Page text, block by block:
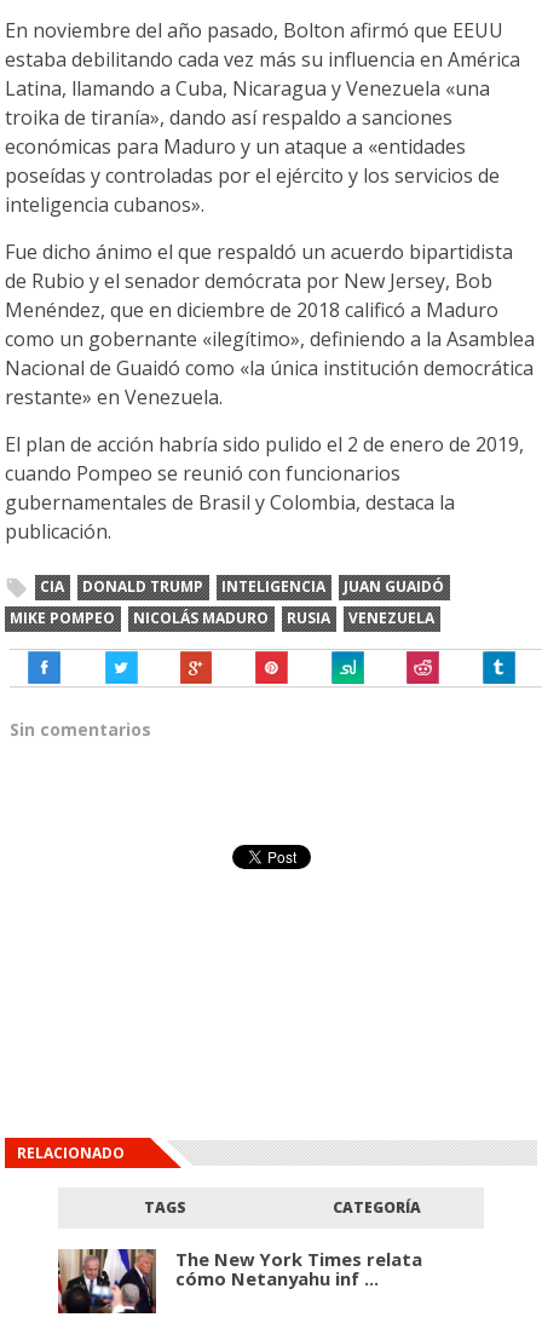
En noviembre del año pasado, Bolton afirmó que EEUU
estaba debilitando cada vez más su influencia en América
Latina, llamando a Cuba, Nicaragua y Venezuela «una
troika de tiranía», dando así respaldo a sanciones
económicas para Maduro y un ataque a «entidades
poseídas y controladas por el ejército y los servicios de
inteligencia cubanos».
Fue dicho ánimo el que respaldó un acuerdo bipartidista
de Rubio y el senador demócrata por New Jersey, Bob
Menéndez, que en diciembre de 2018 calificó a Maduro
como un gobernante «ilegítimo», definiendo a la Asamblea
Nacional de Guaidó como «la única institución democrática
restante» en Venezuela.
El plan de acción habría sido pulido el 2 de enero de 2019,
cuando Pompeo se reunió con funcionarios
gubernamentales de Brasil y Colombia, destaca la
publicación.
CIA DONALD TRUMP INTELIGENCIA
JUAN GUAIDÓ
MIKE POMPEO
NICOLÁS MADURO RUSIA VENEZUELA
Sin comentarios
RELACIONADO
TAGS CATEGORÍA
The New York Times relata
cómo Netanyahu inf ...